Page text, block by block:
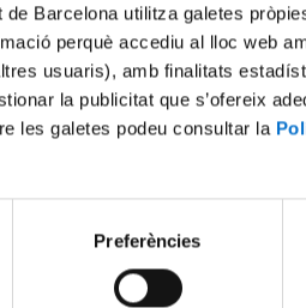
Barcelona utilitza galetes
perquè accediu al lloc web
usuaris), amb finalitats
la publicitat que s’ofereix
les galetes podeu consultar la
Preferències
vasarianos de reflexión
la literatura artística y
hispánica de los siglos XVI-